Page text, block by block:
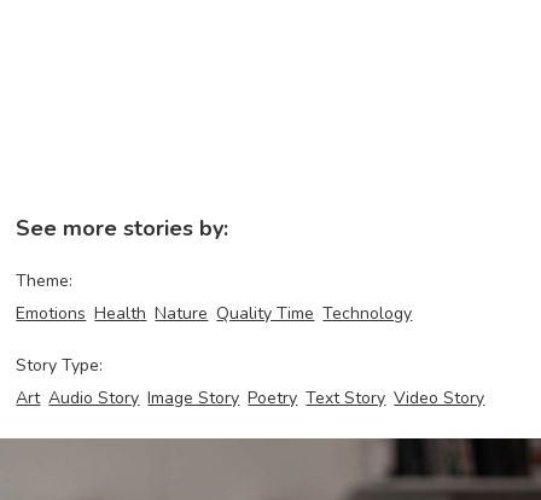
See more stories by:
Theme:
Emotions Health Nature Quality Time Technology
Story Type:
Art Audio Story Image Story Poetry Text Story Video Story